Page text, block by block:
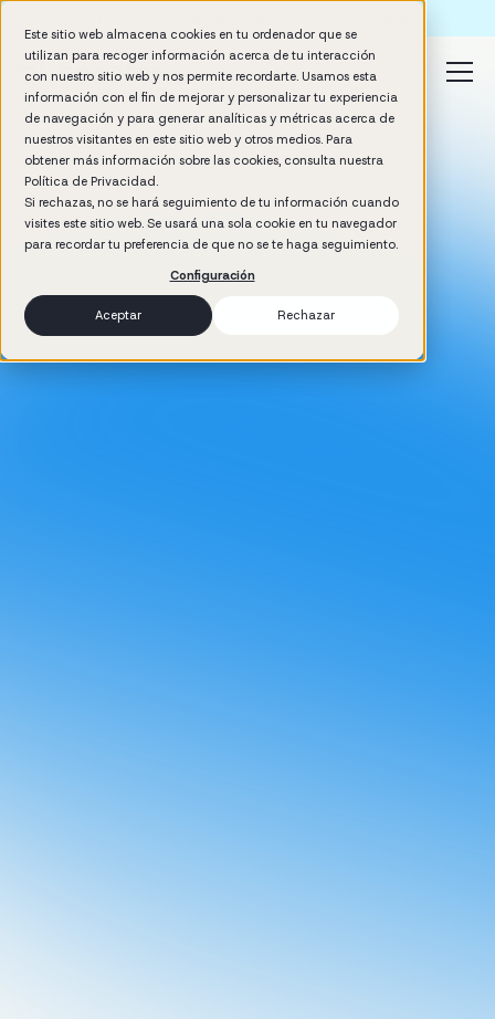
Este sitio web almacena cookies en tu ordenador que se
utilizan para recoger información acerca de tu interacción
con nuestro sitio web y nos permite recordarte. Usamos esta
información con el fin de mejorar y personalizar tu experiencia
de navegación y para generar analíticas y métricas acerca de
nuestros visitantes en este sitio web y otros medios. Para
obtener más información sobre las cookies, consulta nuestra
Política de Privacidad.
Si rechazas, no se hará seguimiento de tu información cuando
visites este sitio web. Se usará una sola cookie en tu navegador
para recordar tu preferencia de que no se te haga seguimiento.
Configuración
Aceptar Rechazar